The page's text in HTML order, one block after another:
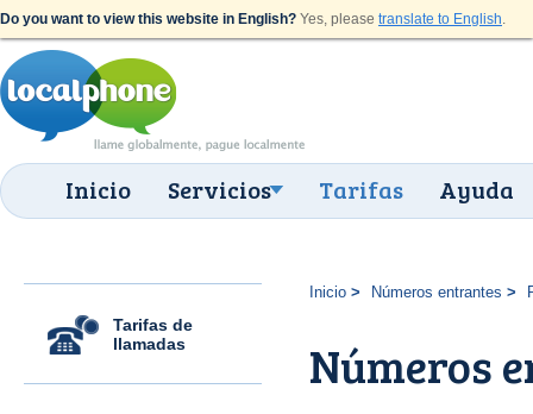
Do you want to view this website in English? Yes, please translate to English.
Inicio Servicios Tarifas Ayuda
Tarifas de
llamadas
Inicio Números entrantes
Números